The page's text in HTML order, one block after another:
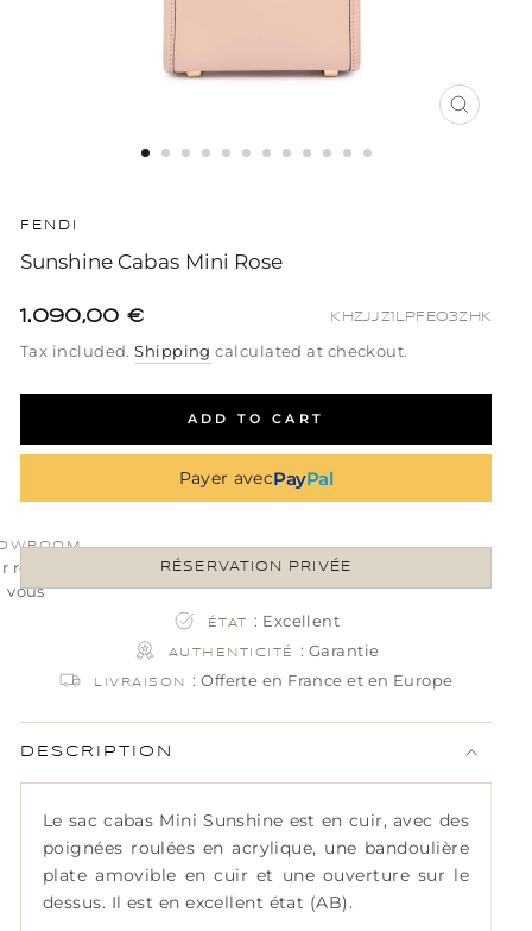
CLOSE
FENDI
Sunshine Cabas Mini Rose
Regular
price
Sale
price
Regular
price
1.090,00 € KHZJJZ1LPFEO3ZHK
Tax included.Shipping calculated at checkout.
ADD TO CART
Payer avecPayPal
rendez-
vous
RÉSERVATION PRIVÉE
ÉTAT: Excellent
AUTHENTICITÉ : Garantie
LIVRAISON: Offerte en France et en Europe
DESCRIPTION
Le sac cabas Mini Sunshine est en cuir, avec des
poignées roulées en acrylique, une bandoulière
plate amovible en cuir et une ouverture sur le
dessus. Il est en excellent état (AB).